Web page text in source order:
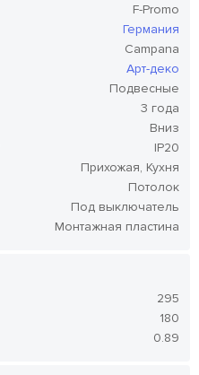
F-Promo
Германия
Campana
Арт-деко
Подвесные
3 года
Вниз
IP20
Прихожая, Кухня
Потолок
Под выключатель
Монтажная пластина
295
180
0.89